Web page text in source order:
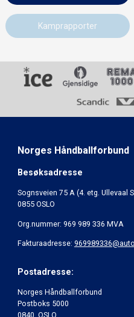
Kamprapporter
Norges Håndballforbund
Besøksadresse
Sognsveien 75 A (4. etg. Ullevaal
0855 OSLO
Org.nummer: 969 989 336 MVA
Fakturaadresse:
Postadresse:
Norges Håndballforbund
Postboks 5000
0840 OSLO